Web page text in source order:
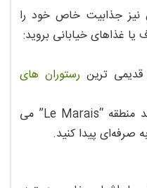
جذابیت خاص خود را
غذاهای خیابانی بروید:
ترین رستوران‌ های
غذاهای خیابانی: در مناطقی مانند منطقه “Le Marais” می‌
صرفه‌ای پیدا کنید.